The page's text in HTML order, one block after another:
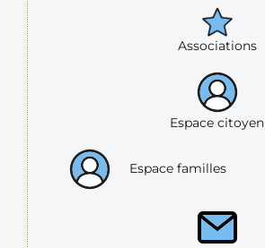
Associations
Espace citoyen
Espace familles